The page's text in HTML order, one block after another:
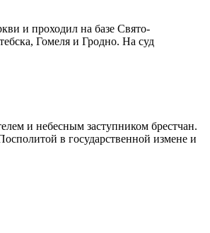
и проходил на базе Свято-
Гомеля и Гродно. На суд
и небесным заступником брестчан.
в государственной измене и